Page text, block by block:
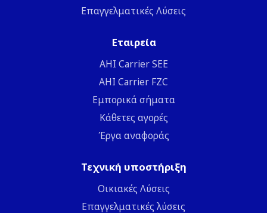
Επαγγελματικές Λύσεις
Εταιρεία
ΑΗΙ Carrier SEE
AHI Carrier FZC
Εμπορικά σήματα
Κάθετες αγορές
Έργα αναφοράς
Τεχνική υποστήριξη
Οικιακές Λύσεις
Επαγγελματικές λύσεις